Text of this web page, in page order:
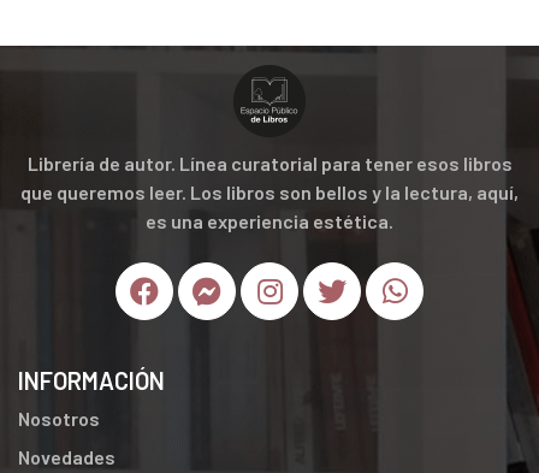
Librería de autor. Línea curatorial para tener esos libros
que queremos leer. Los libros son bellos y la lectura, aquí,
es una experiencia estética.
INFORMACIÓN
Nosotros
Novedades